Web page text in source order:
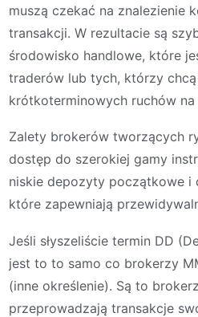
muszą czekać na znalezienie
transakcji. W rezultacie są
środowisko handlowe, które
traderów lub tych, którzy
krótkoterminowych ruchów na
Zalety brokerów tworzących
dostęp do szerokiej gamy
niskie depozyty początkowe i
które zapewniają
Jeśli słyszeliście termin DD
jest to to samo co brokerzy
(inne określenie). Są to
przeprowadzają transakcje